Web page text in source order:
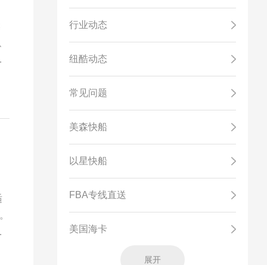
行业动态
纽酷动态
常见问题
美森快船
以星快船
FBA专线直送
美国海卡
展开